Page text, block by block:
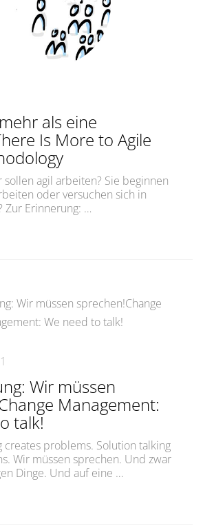
als eine
Is More to Agile
agil arbeiten? Sie beginnen
oder versuchen sich in
Zur Erinnerung: …
ist mehr als eine
Wir müssen
Management:
talk!
creates problems. Solution talking
Wir müssen sprechen. Und zwar
Dinge. Und auf eine …
Wir müssen